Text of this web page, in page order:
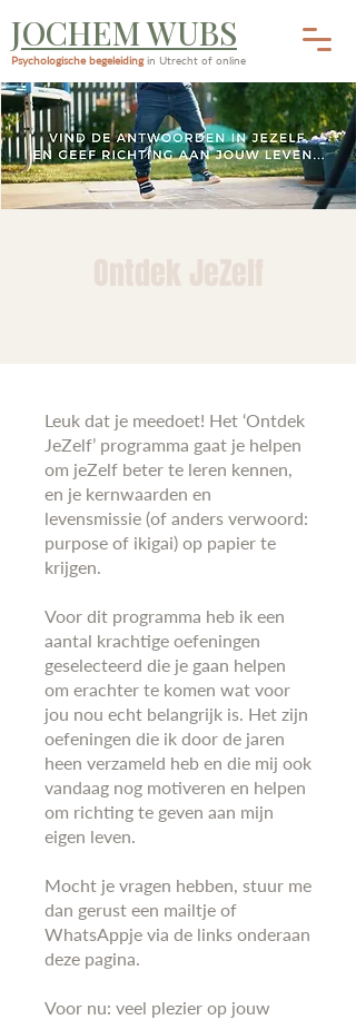
JOCHEM WUBS
Psychologische begeleidingin Utrecht of online
Leuk dat je meedoet! Het ‘Ontdek
JeZelf’ programma gaat je helpen
om jeZelf beter te leren kennen,
en je kernwaarden en
levensmissie (of anders verwoord:
purpose of ikigai) op papier te
krijgen.
Voor dit programma heb ik een
aantal krachtige oefeningen
geselecteerd die je gaan helpen
om erachter te komen wat voor
jou nou echt belangrijk is. Het zijn
oefeningen die ik door de jaren
heen verzameld heb en die mij ook
vandaag nog motiveren en helpen
om richting te geven aan mijn
eigen leven.
Mocht je vragen hebben, stuur me
dan gerust een mailtje of
WhatsAppje via de links onderaan
deze pagina.
Voor nu: veel plezier op jouw